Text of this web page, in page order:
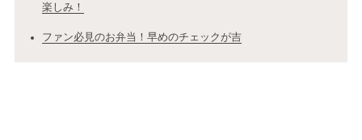
楽しみ！
ファン必見のお弁当！早めのチェックが吉